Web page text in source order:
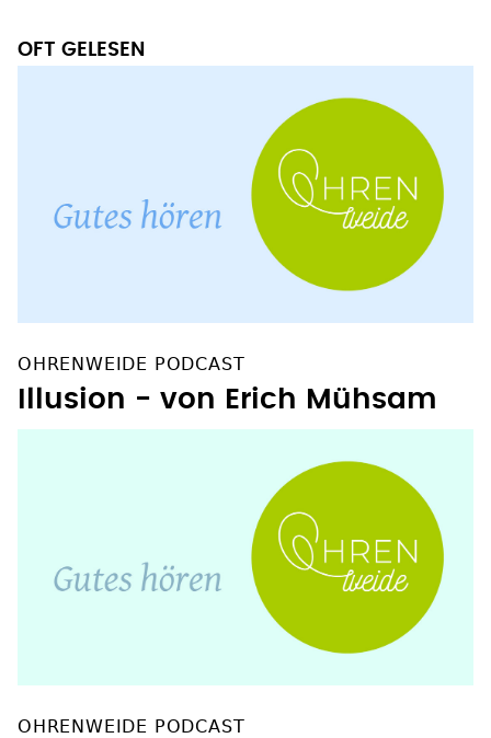
OFT GELESEN
OHRENWEIDE PODCAST
Illusion - von Erich Mühsam
OHRENWEIDE PODCAST